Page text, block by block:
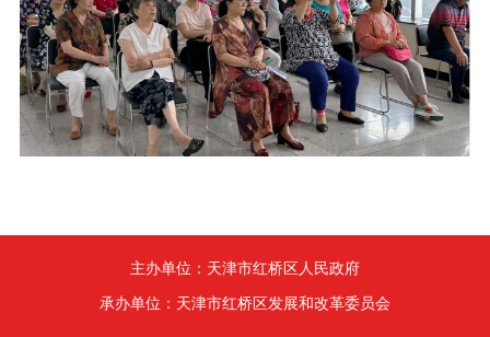
主办单位：天津市红桥区人民政府
承办单位：天津市红桥区发展和改革委员会